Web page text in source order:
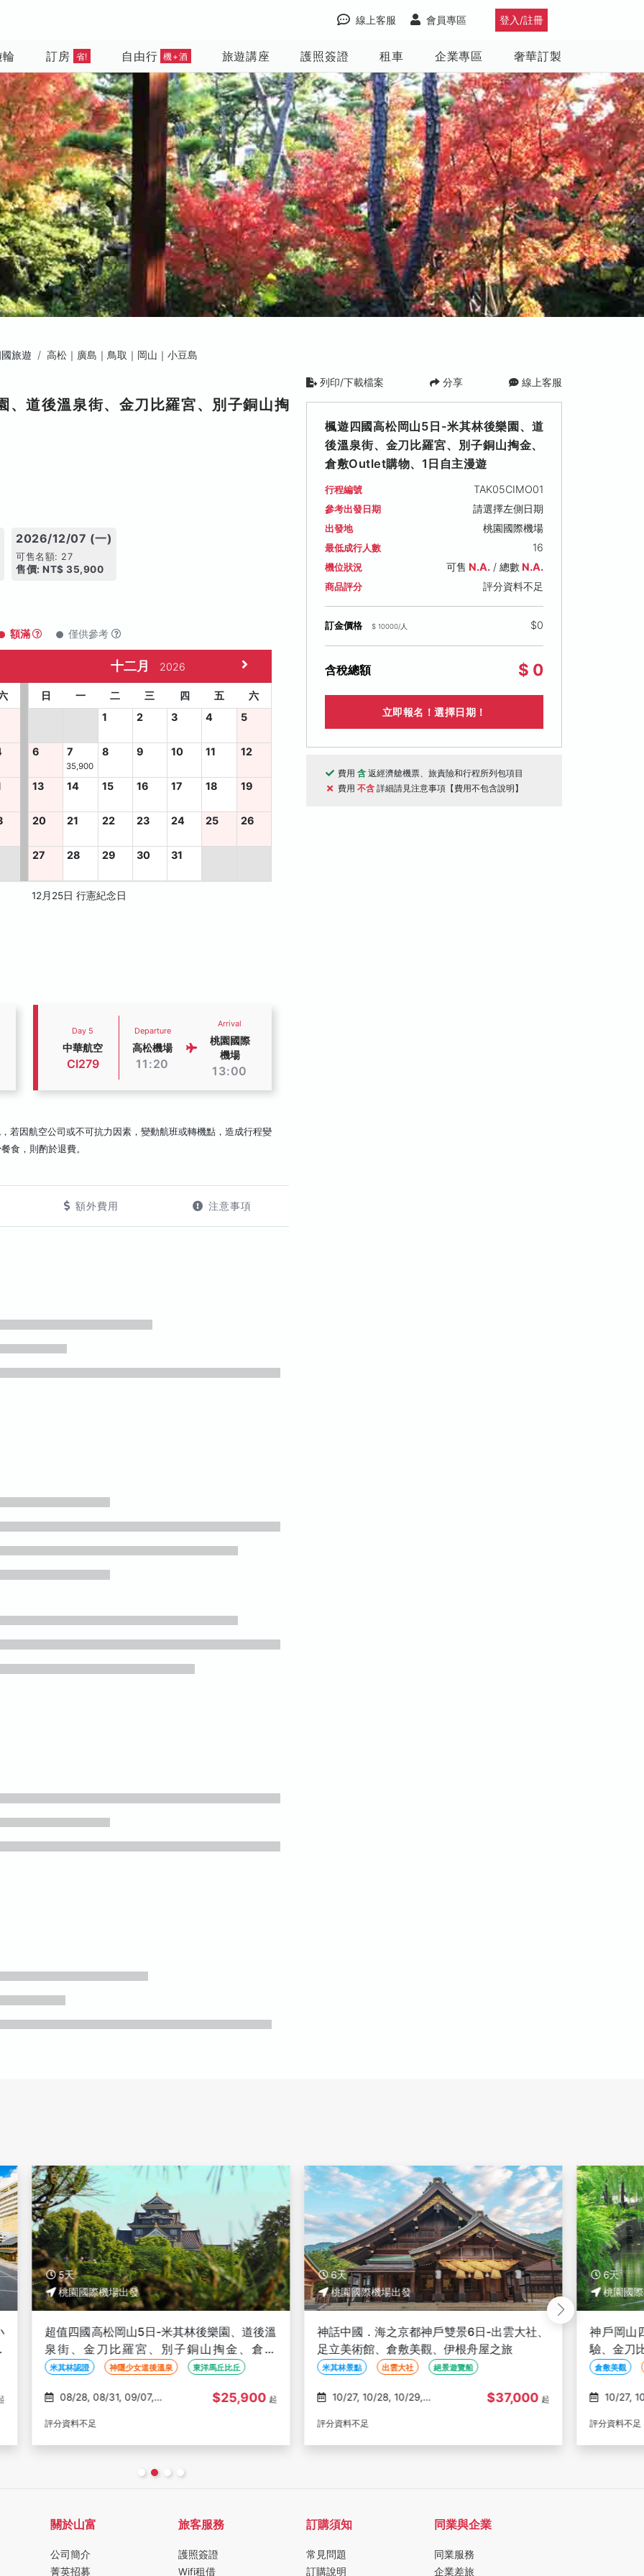
登入/註冊
會員專區
線上客服
訂房 省! 自由行 機+酒 旅遊講座 護照簽證 租車 企業專區 奢華訂製
旅遊 高松｜廣島｜鳥取｜岡山｜小豆島
道後溫泉街、金刀比羅宮、別子銅山掏
2026/12/07 (一)
可售名額: 27
售價: NT$ 35,900
額滿 僅供參考
十二月 2026
日 一 二 三 四 五
六
1
2 3 4 5
6 7
35,900
8 9 10 11 12
13 14 15 16 17 18 19
20 21 22 23 24 25 26
27 28 29 30 31
12月25日 行憲紀念日
Day 5
中華航空
CI279
Departure
高松機場
11:20
Arrival
桃園國際
機場
13:00
若因航空公司或不可抗力因素，變動航班或轉機點，造成行程變
食，則酌於退費。
額外費用 注意事項
列印/下載檔案 分享 線上客服
楓遊四國高松岡山5日-米其林後樂園、道
後溫泉街、金刀比羅宮、別子銅山掏金、
倉敷Outlet購物、1日自主漫遊
行程編號 TAK05CIMO01
參考出發日期 請選擇左側日期
出發地 桃園國際機場
最低成行人數 16
機位狀況 可售 N.A./ 總數N.A.
商品評分 評分資料不足
訂金價格 $ 10000/人 $0
含稅總額 $ 0
立即報名！選擇日期！
費用 含 返經濟艙機票、旅責險和行程所列包項目
費用 不含 詳細請見注意事項【費用不包含說明】
5天
桃園國際機場出發
超值四國高松岡山5日-米其林後樂園、道後溫
泉街、金刀比羅宮、別子銅山掏金、倉敷
Outlet購物、半日自主漫遊
米其林認證 神隱少女道後溫泉 東洋馬丘比丘
$25,900 起
評分資料不足
6天
桃園國際機場出發
神話中國．海之京都神戶雙景6日-出雲大社、
足立美術館、倉敷美觀、伊根舟屋之旅
米其林景點 出雲大社 絕景遊覽船
$37,000 起
評分資料不足
6天
桃園國
神戶岡山
驗、金刀
花卉公園
倉敷美觀
評分資料不足
關於山富
公司簡介
菁英招募
旅客服務
護照簽證
Wifi租借
訂購須知
常見問題
訂購說明
同業與企業
同業服務
企業差旅